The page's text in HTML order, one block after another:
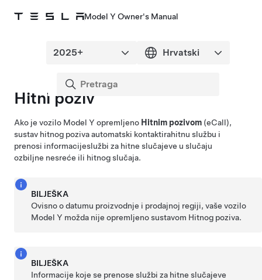
Model Y Owner's Manual
Hitni poziv
Ako je vozilo Model Y opremljeno Hitnim pozivom (eCall),
sustav hitnog poziva automatski kontaktirahitnu službu i
prenosi informacijeslužbi za hitne slučajeve u slučaju
ozbiljne nesreće ili hitnog slučaja.
BILJEŠKA
Ovisno o datumu proizvodnje i prodajnoj regiji, vaše vozilo
Model Y možda nije opremljeno sustavom Hitnog poziva.
BILJEŠKA
Informacije koje se prenoseslužbi za hitne slučajeve